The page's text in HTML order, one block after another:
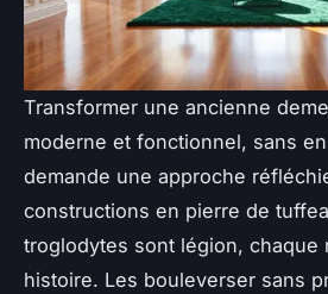
Transformer une ancienne
moderne et fonctionnel, sans en
demande une approche
constructions en pierre de
troglodytes sont légion, chaque
histoire. Les bouleverser sans